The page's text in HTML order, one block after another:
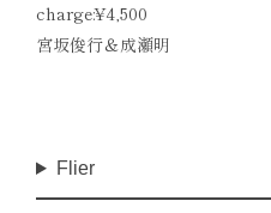
charge:¥4,500
宮坂俊行＆成瀬明
Flier